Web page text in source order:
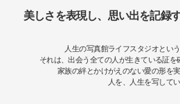
美しさを表現し、思い出を記録
人生の写真館ライフスタジオとい
それは、出会う全ての人が生きている証を
家族の絆とかけがえのない愛の形を
人を、人生を写してい